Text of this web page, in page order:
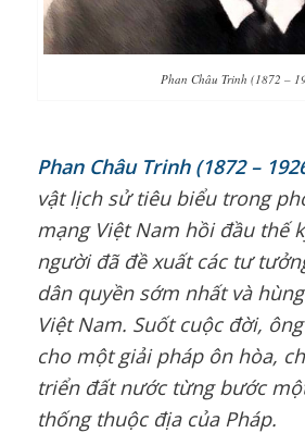
Phan Châu Trinh (1872 –
Phan Châu Trinh (1872 –
vật lịch sử tiêu biểu trong
mạng Việt Nam hồi đầu thế
người đã đề xuất các tư
dân quyền sớm nhất và
Việt Nam. Suốt cuộc đời,
cho một giải pháp ôn hòa,
triển đất nước từng bước
thống thuộc địa của Pháp.